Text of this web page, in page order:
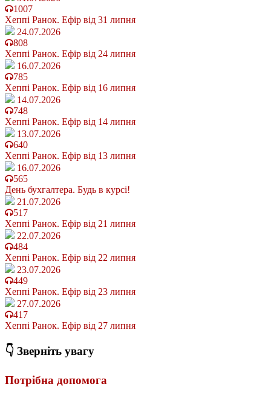
1007
Хеппі Ранок. Ефір від 31 липня
24.07.2026
808
Хеппі Ранок. Ефір від 24 липня
16.07.2026
785
Хеппі Ранок. Ефір від 16 липня
14.07.2026
748
Хеппі Ранок. Ефір від 14 липня
13.07.2026
640
Хеппі Ранок. Ефір від 13 липня
16.07.2026
565
День бухгалтера. Будь в курсі!
21.07.2026
517
Хеппі Ранок. Ефір від 21 липня
22.07.2026
484
Хеппі Ранок. Ефір від 22 липня
23.07.2026
449
Хеппі Ранок. Ефір від 23 липня
27.07.2026
417
Хеппі Ранок. Ефір від 27 липня
👇 Зверніть увагу
Потрібна допомога